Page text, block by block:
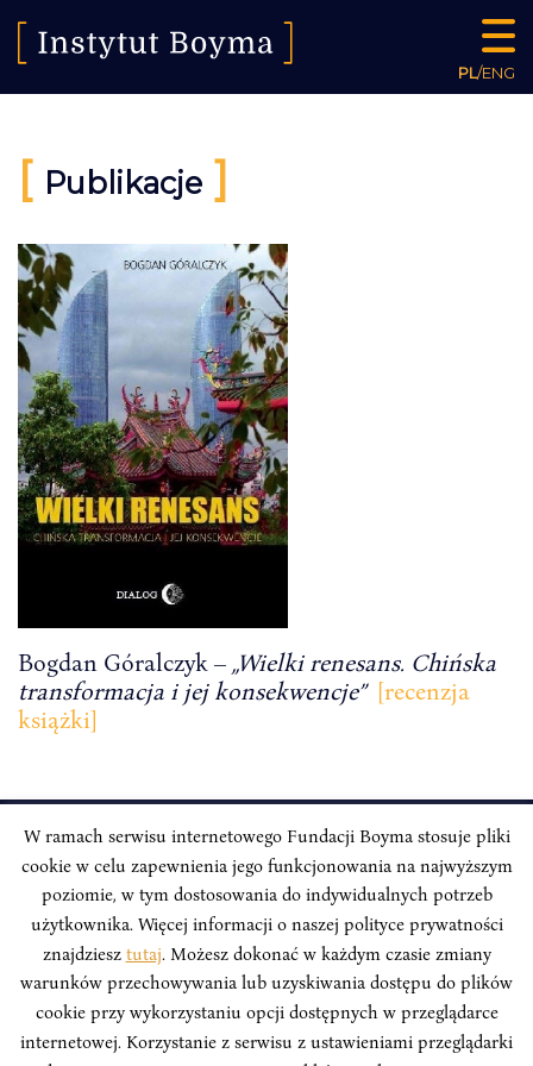
PL/ENG
[ Publikacje ]
Bogdan Góralczyk – ,,Wielki renesans. Chińska
transformacja i jej konsekwencje” [recenzja
książki]
INSTYTUT BOYMA / Asian Century
Adres korespondencyjny: ul. Freta 11/5, 00-027 Warszawa
Odwiedź nas w mediach społecznościowych:
W ramach serwisu internetowego Fundacji Boyma stosuje pliki
cookie w celu zapewnienia jego funkcjonowania na najwyższym
poziomie, w tym dostosowania do indywidualnych potrzeb
użytkownika. Więcej informacji o naszej polityce prywatności
znajdziesz tutaj. Możesz dokonać w każdym czasie zmiany
warunków przechowywania lub uzyskiwania dostępu do plików
cookie przy wykorzystaniu opcji dostępnych w przeglądarce
internetowej. Korzystanie z serwisu z ustawieniami przeglądarki